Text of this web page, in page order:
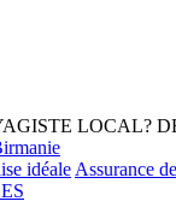
LOCAL?
idéale Assurance